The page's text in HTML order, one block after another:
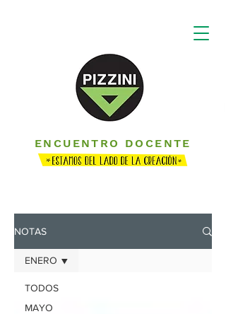
ENCUENTRO DOCENTE
NOTAS
TODOS
MAYO
ENERO